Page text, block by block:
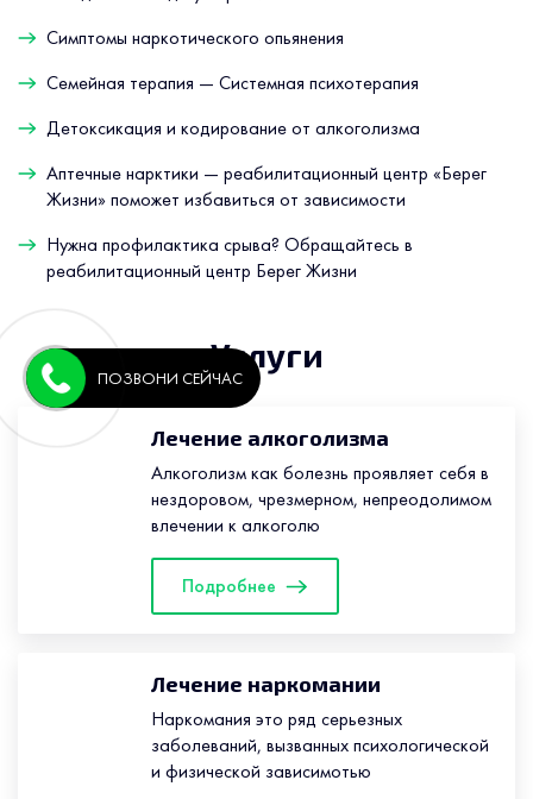
Симптомы наркотического опьянения
Семейная терапия — Системная психотерапия
Детоксикация и кодирование от алкоголизма
Аптечные нарктики — реабилитационный центр «Берег
Жизни» поможет избавиться от зависимости
Нужна профилактика срыва? Обращайтесь в
реабилитационный центр Берег Жизни
Услуги
Лечение алкоголизма
Алкоголизм как болезнь проявляет себя в
нездоровом, чрезмерном, непреодолимом
влечении к алкоголю
Подробнее
Лечение наркомании
Наркомания это ряд серьезных
заболеваний, вызванных психологической
и физической зависимотью
ПОЗВОНИ СЕЙЧАС